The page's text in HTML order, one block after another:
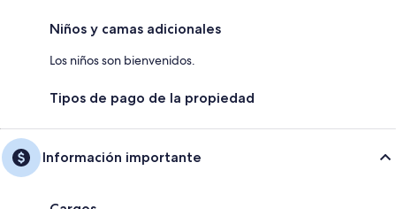
Niños y camas adicionales
Los niños son bienvenidos.
Tipos de pago de la propiedad
Información importante